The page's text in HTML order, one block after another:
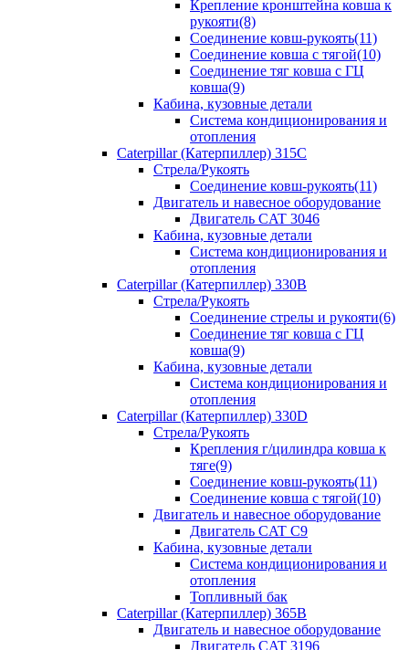
Крепление кронштейна ковша к
рукояти(8)
Соединение ковш-рукоять(11)
Соединение ковша с тягой(10)
Соединение тяг ковша с ГЦ
ковша(9)
Кабина, кузовные детали
Система кондиционирования и
отопления
Caterpillar (Катерпиллер) 315C
Стрела/Рукоять
Соединение ковш-рукоять(11)
Двигатель и навесное оборудование
Двигатель CAT 3046
Кабина, кузовные детали
Система кондиционирования и
отопления
Caterpillar (Катерпиллер) 330B
Стрела/Рукоять
Соединение стрелы и рукояти(6)
Соединение тяг ковша с ГЦ
ковша(9)
Кабина, кузовные детали
Система кондиционирования и
отопления
Caterpillar (Катерпиллер) 330D
Стрела/Рукоять
Крепления г/цилиндра ковша к
тяге(9)
Соединение ковш-рукоять(11)
Соединение ковша с тягой(10)
Двигатель и навесное оборудование
Двигатель CAT C9
Кабина, кузовные детали
Система кондиционирования и
отопления
Топливный бак
Caterpillar (Катерпиллер) 365B
Двигатель и навесное оборудование
Двигатель CAT 3196